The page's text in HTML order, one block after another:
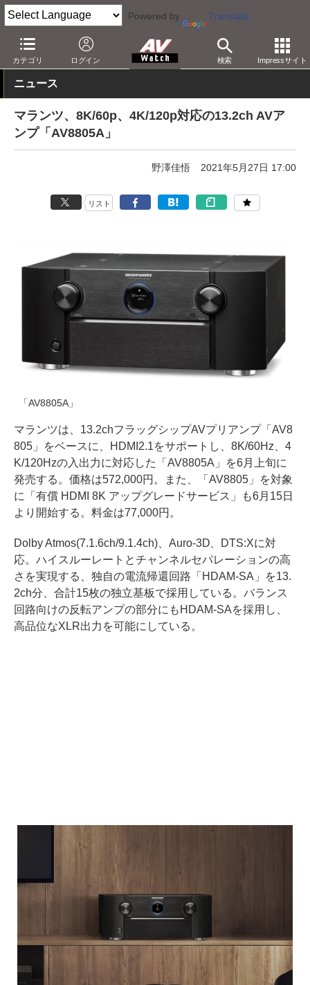
Powered by Translate
カテゴリ ログイン 検索 Impressサイト
AV Watch 製品 AVアンプ マランツ
ニュース
マランツ、8K/60p、4K/120p対応の13.2ch AVア
ンプ「AV8805A」
野澤佳悟 2021年5月27日 17:00
リスト
「AV8805A」
マランツは、13.2chフラッグシップAVプリアンプ「AV8
805」をベースに、HDMI2.1をサポートし、8K/60Hz、4
K/120Hzの入出力に対応した「AV8805A」を6月上旬に
発売する。価格は572,000円。また、「AV8805」を対象
に「有償 HDMI 8K アップグレードサービス」も6月15日
より開始する。料金は77,000円。
Dolby Atmos(7.1.6ch/9.1.4ch)、Auro-3D、DTS:Xに対
応。ハイスルーレートとチャンネルセパレーションの高
さを実現する、独自の電流帰還回路「HDAM-SA」を13.
2ch分、合計15枚の独立基板で採用している。バランス
回路向けの反転アンプの部分にもHDAM-SAを採用し、
高品位なXLR出力を可能にしている。